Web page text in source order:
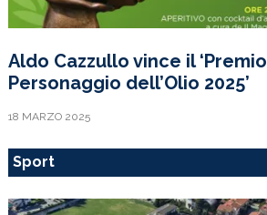
Aldo Cazzullo vince il ‘Premio
Personaggio dell’Olio 2025’
18 MARZO 2025
Sport